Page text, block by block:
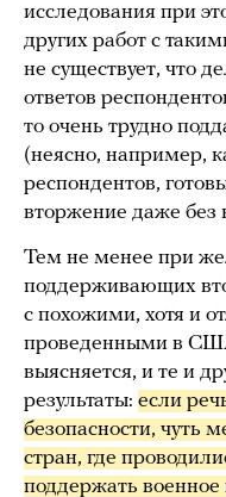
исследования при
других работ с
не существует, что
ответов
то очень трудно
(неясно, например,
респондентов,
вторжение даже без
Тем не менее при
поддерживающих
с похожими, хотя и
проведенными в
выясняется, и те и
результаты: если
безопасности, чуть
стран, где
поддержать